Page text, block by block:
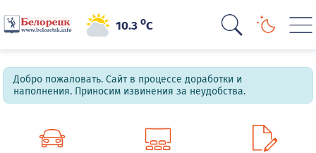
10.3oC
Добро пожаловать. Сайт в процессе доработки и
наполнения. Приносим извинения за неудобства.